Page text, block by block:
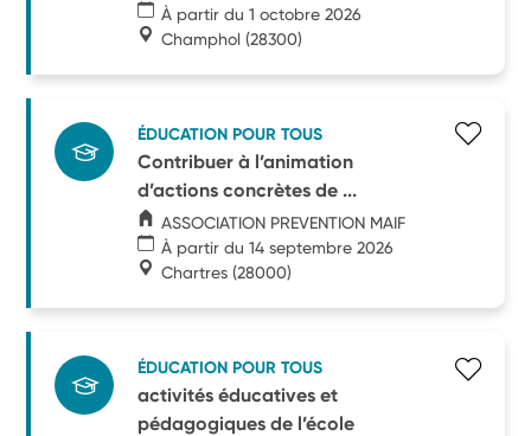
À partir du 1 octobre 2026
Champhol (28300)
ÉDUCATION POUR TOUS
Contribuer à l’animation
d’actions concrètes de ...
ASSOCIATION PREVENTION MAIF
À partir du 14 septembre 2026
Chartres (28000)
ÉDUCATION POUR TOUS
activités éducatives et
pédagogiques de l’école